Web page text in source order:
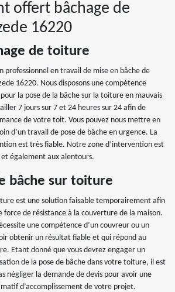
offert bâchage de
16220
de toiture
professionnel en travail de mise en bâche de
16220. Nous disposons une compétence
la pose de la bâche sur la toiture en mauvais
7 jours sur 7 et 24 heures sur 24 afin de
de votre toit. Vous pouvez nous mettre en
d’un travail de pose de bâche en urgence. La
est très fiable. Notre zone d’intervention est
et également aux alentours.
bâche sur toiture
est une solution faisable temporairement afin
force de résistance à la couverture de la maison.
une compétence d’un couvreur ou un
obtenir un résultat fiable et qui répond au
Etant donné que vous devrez engager un
de la pose de bâche dans votre toiture, il est
négliger la demande de devis pour avoir une
d’accomplissement de votre projet.